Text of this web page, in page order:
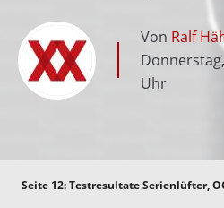
Von Ralf
Uhr
Seite 12:Testresultate Serienlüfter,